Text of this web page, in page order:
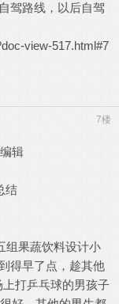
驾路线，以后自驾
view-517.html#7
7楼
辑
结
组果蔬饮料设计小
得早了点，趁其他
打乒乓球的男孩子